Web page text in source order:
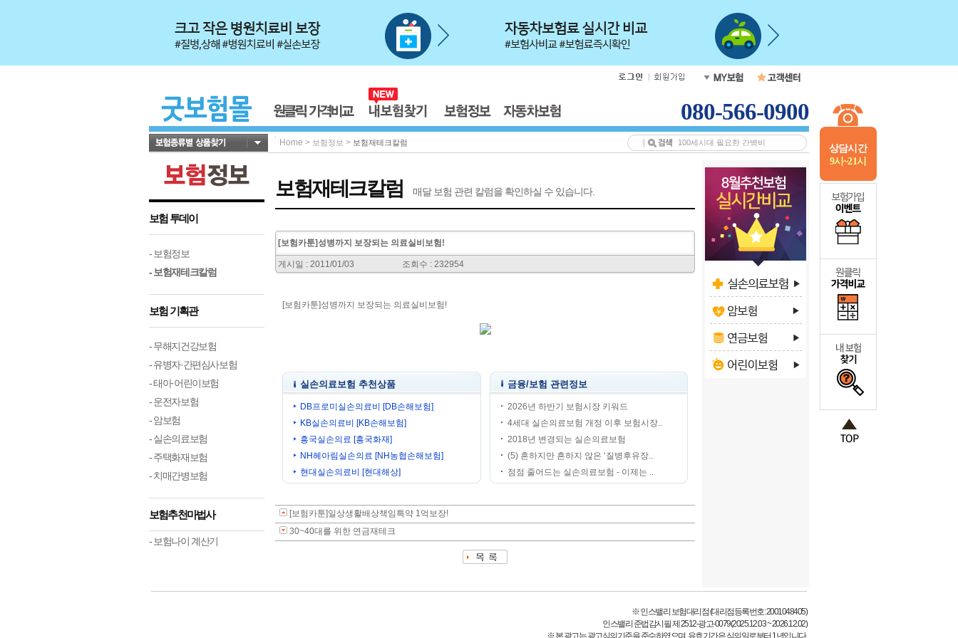
상담시간
9시~21시
080-566-0900
Home > 보험정보 > 보험재테크칼럼
보험 투데이
- 보험정보
- 보험재테크칼럼
보험 기획관
- 무해지건강보험
- 유병자·간편심사보험
- 태아·어린이보험
- 운전자보험
- 암보험
- 실손의료보험
- 주택화재보험
- 치매간병보험
보험추천마법사
- 보험나이 계산기
보험재테크칼럼 매달 보험 관련 칼럼을 확인하실 수 있습니다.
[보험카툰]성병까지 보장되는 의료실비보험!
게시일 : 2011/01/03 조회수 : 232954
[보험카툰]성병까지 보장되는 의료실비보험!
실손의료보험 추천상품
DB프로미실손의료비 [DB손해보험]
KB실손의료비 [KB손해보험]
흥국실손의료 [흥국화재]
NH헤아림실손의료 [NH농협손해보험]
현대실손의료비 [현대해상]
금융/보험 관련정보
2026년 하반기 보험시장 키워드
4세대 실손의료보험 개정 이후 보험시장..
2018년 변경되는 실손의료보험
(5) 흔하지만 흔하지 않은 ‘질병후유장..
점점 줄어드는 실손의료보험 - 이제는 ..
[보험카툰]일상생활배상책임특약 1억보장!
30~40대를 위한 연금재테크
※ 인스밸리 보험대리점 (대리점등록번호: 2001048405)
인스밸리 준법감시필 제 2512-광고-0079(2025.12.03 ~ 2026.12.02)
※ 본 광고는 광고심의기준을 준수하였으며, 유효기간은 심의일로부터 1년입니다.